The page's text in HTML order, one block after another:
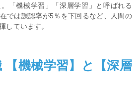
「機械学習」「深層学習」と呼ばれる
では誤認率が5％を下回るなど、人間の
しています。
【機械学習】と【深層